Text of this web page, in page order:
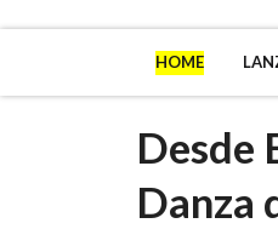
HOME
Desde
Danza